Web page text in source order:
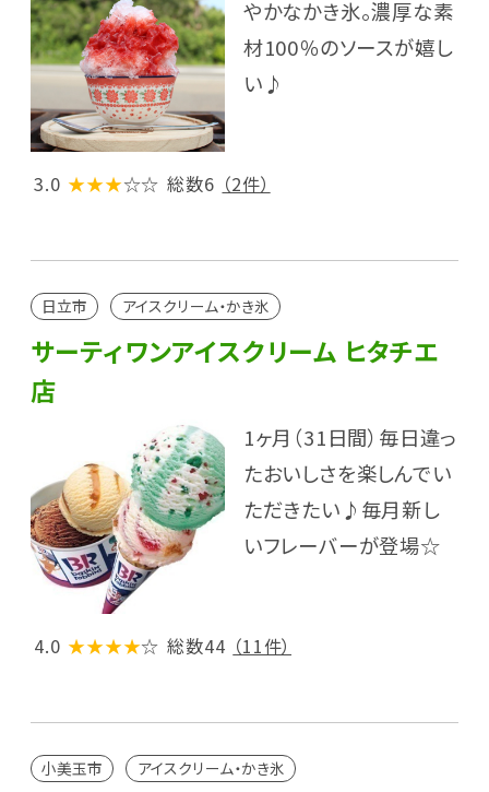
やかなかき氷。濃厚な素
材100％のソースが嬉し
い♪
3.0 ★★★☆☆ 総数6 （2件）
日立市 アイスクリーム・かき氷
サーティワンアイスクリーム ヒタチエ
店
1ヶ月（31日間）毎日違っ
たおいしさを楽しんでい
ただきたい♪毎月新し
いフレーバーが登場☆
4.0 ★★★★☆ 総数44 （11件）
小美玉市 アイスクリーム・かき氷